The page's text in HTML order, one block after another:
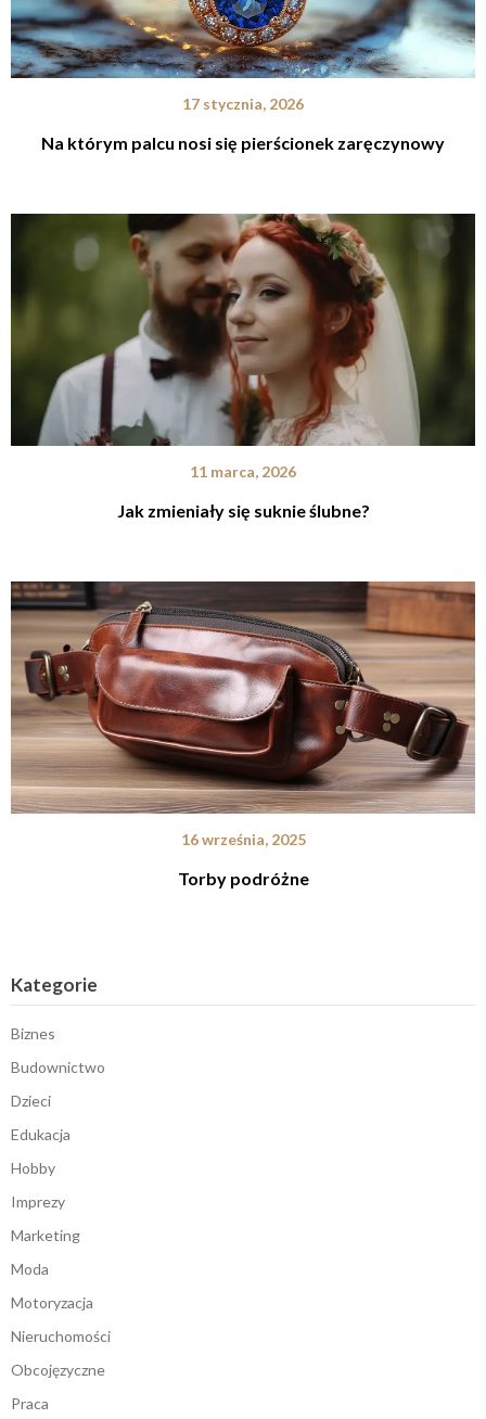
17 stycznia, 2026
Na którym palcu nosi się pierścionek zaręczynowy
11 marca, 2026
Jak zmieniały się suknie ślubne?
16 września, 2025
Torby podróżne
Kategorie
Biznes
Budownictwo
Dzieci
Edukacja
Hobby
Imprezy
Marketing
Moda
Motoryzacja
Nieruchomości
Obcojęzyczne
Praca